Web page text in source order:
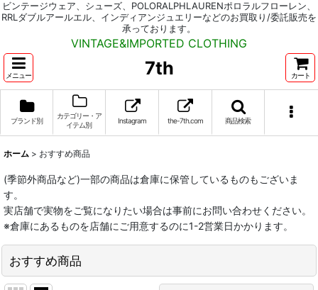
ビンテージウェア、シューズ、POLORALPHLAURENポロラルフローレン、
RRLダブルアールエル、インディアンジュエリーなどのお買取り/委託販売を
承っております。
VINTAGE&IMPORTED CLOTHING
メニュー 7th カート
ブランド別
カテゴリー・ア
イテム別
Instagram the-7th.com 商品検索
ホーム > おすすめ商品
(季節外商品など)一部の商品は倉庫に保管しているものもございま
す。
実店舗で実物をご覧になりたい場合は事前にお問い合わせください。
※倉庫にあるものを店舗にご用意するのに1-2営業日かかります。
おすすめ商品